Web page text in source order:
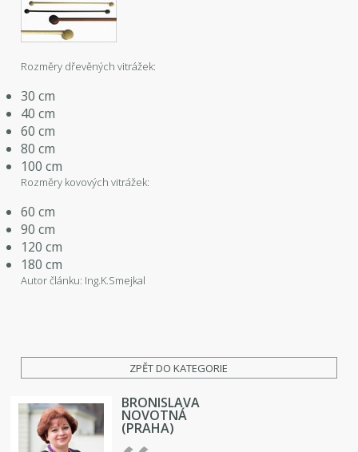
Rozměry dřevěných vitrážek:
30 cm
40 cm
60 cm
80 cm
100 cm
Rozměry kovových vitrážek:
60 cm
90 cm
120 cm
180 cm
Autor článku: Ing.K.Smejkal
ZPĚT DO KATEGORIE
BRONISLAVA
NOVOTNÁ
(PRAHA)